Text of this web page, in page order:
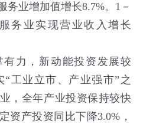
务业增加值增长8.7%。1－
务业实现营业收入增长
有力，新动能投资发展较
工业立市、产业强市”之
，全年产业投资保持较快
资产投资同比下降3.0%，